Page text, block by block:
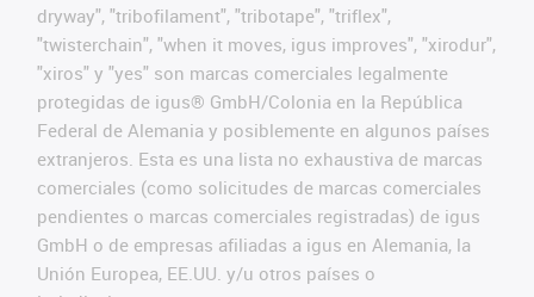
dryway", "tribofilament", "tribotape", "triflex",
"twisterchain", "when it moves, igus improves", "xirodur",
"xiros" y "yes" son marcas comerciales legalmente
protegidas de igus® GmbH/Colonia en la República
Federal de Alemania y posiblemente en algunos países
extranjeros. Esta es una lista no exhaustiva de marcas
comerciales (como solicitudes de marcas comerciales
pendientes o marcas comerciales registradas) de igus
GmbH o de empresas afiliadas a igus en Alemania, la
Unión Europea, EE.UU. y/u otros países o